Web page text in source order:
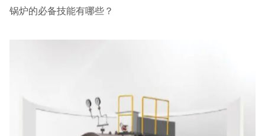
锅炉的必备技能有哪些？